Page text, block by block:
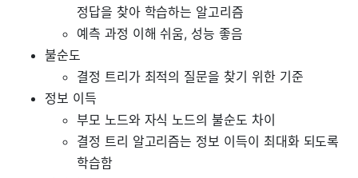
정답을 찾아 학습하는 알고리즘
예측 과정 이해 쉬움, 성능 좋음
불순도
결정 트리가 최적의 질문을 찾기 위한 기준
정보 이득
부모 노드와 자식 노드의 불순도 차이
결정 트리 알고리즘는 정보 이득이 최대화 되도록
학습함